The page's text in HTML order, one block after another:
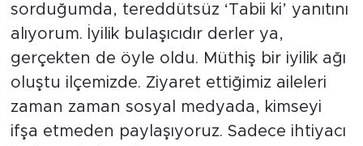
sorduğumda, tereddütsüz ‘Tabii ki’ yanıtını
alıyorum. İyilik bulaşıcıdır derler ya,
gerçekten de öyle oldu. Müthiş bir iyilik ağı
oluştu ilçemizde. Ziyaret ettiğimiz aileleri
zaman zaman sosyal medyada, kimseyi
ifşa etmeden paylaşıyoruz. Sadece ihtiyacı